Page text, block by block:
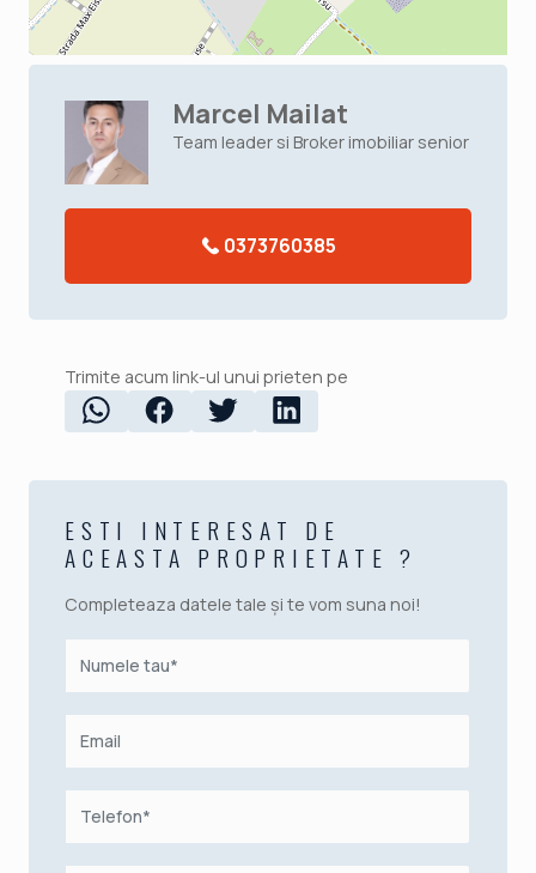
Marcel Mailat
Team leader si Broker imobiliar senior
0373760385
Trimite acum link-ul unui prieten pe
ESTI INTERESAT DE
ACEASTA PROPRIETATE ?
Completeaza datele tale și te vom suna noi!